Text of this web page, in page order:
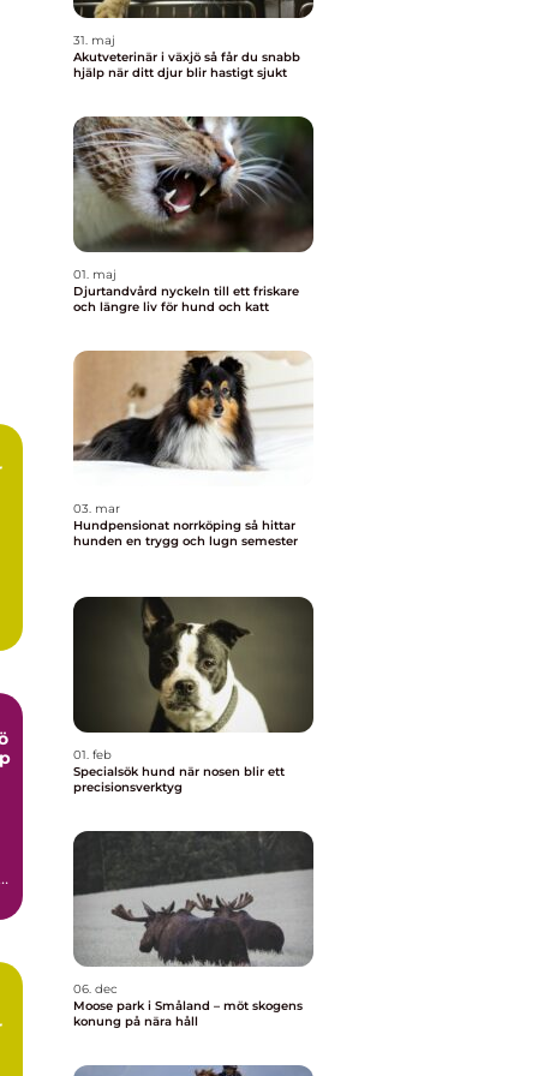
31. maj
Akutveterinär i växjö så får du snabb
hjälp när ditt djur blir hastigt sjukt
01. maj
Djurtandvård nyckeln till ett friskare
och längre liv för hund och katt
03. mar
Hundpensionat norrköping så hittar
hunden en trygg och lugn semester
01. feb
Specialsök hund när nosen blir ett
precisionsverktyg
06. dec
Moose park i Småland – möt skogens
konung på nära håll